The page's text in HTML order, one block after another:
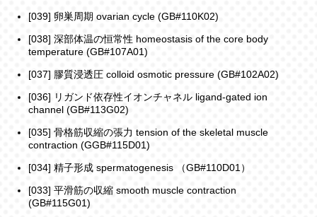
[039] 卵巣周期 ovarian cycle (GB#110K02)
[038] 深部体温の恒常性 homeostasis of the core body
temperature (GB#107A01)
[037] 膠質浸透圧 colloid osmotic pressure (GB#102A02)
[036] リガンド依存性イオンチャネル ligand-gated ion
channel (GB#113G02)
[035] 骨格筋収縮の張力 tension of the skeletal muscle
contraction (GGB#115D01)
[034] 精子形成 spermatogenesis （GB#110D01）
[033] 平滑筋の収縮 smooth muscle contraction
(GB#115G01)